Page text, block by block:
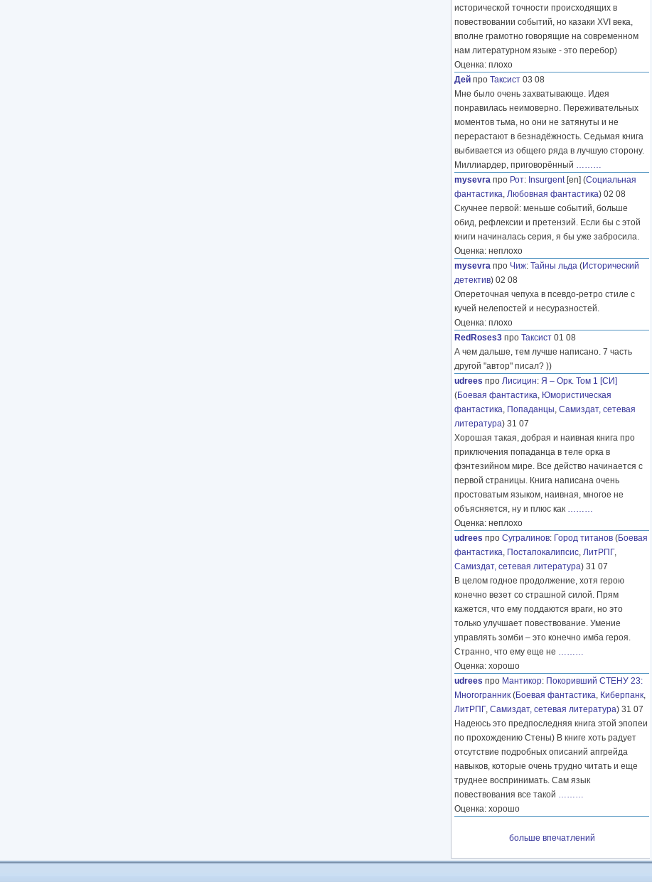
исторической точности происходящих в
повествовании событий, но казаки XVI века,
вполне грамотно говорящие на современном
нам литературном языке - это перебор)
Оценка: плохо
Дей про Таксист 03 08
Мне было очень захватывающе. Идея
понравилась неимоверно. Переживательных
моментов тьма, но они не затянуты и не
перерастают в безнадёжность. Седьмая книга
выбивается из общего ряда в лучшую сторону.
Миллиардер, приговорённый ………
mysevra про Рот: Insurgent[en] (Социальная
фантастика, Любовная фантастика) 02 08
Скучнее первой: меньше событий, больше
обид, рефлексии и претензий. Если бы с этой
книги начиналась серия, я бы уже забросила.
Оценка: неплохо
mysevra про Чиж: Тайны льда (Исторический
детектив) 02 08
Опереточная чепуха в псевдо-ретро стиле с
кучей нелепостей и несуразностей.
Оценка: плохо
RedRoses3 про Таксист 01 08
А чем дальше, тем лучше написано. 7 часть
другой "автор" писал? ))
udrees про Лисицин: Я – Орк. Том 1 [СИ]
(Боевая фантастика, Юмористическая
фантастика, Попаданцы, Самиздат, сетевая
литература) 31 07
Хорошая такая, добрая и наивная книга про
приключения попаданца в теле орка в
фэнтезийном мире. Все действо начинается с
первой страницы. Книга написана очень
простоватым языком, наивная, многое не
объясняется, ну и плюс как ………
Оценка: неплохо
udrees про Сугралинов: Город титанов (Боевая
фантастика, Постапокалипсис, ЛитРПГ,
Самиздат, сетевая литература) 31 07
В целом годное продолжение, хотя герою
конечно везет со страшной силой. Прям
кажется, что ему поддаются враги, но это
только улучшает повествование. Умение
управлять зомби – это конечно имба героя.
Странно, что ему еще не ………
Оценка: хорошо
udrees про Мантикор: Покоривший СТЕНУ 23:
Многогранник (Боевая фантастика, Киберпанк,
ЛитРПГ, Самиздат, сетевая литература) 31 07
Надеюсь это предпоследняя книга этой эпопеи
по прохождению Стены) В книге хоть радует
отсутствие подробных описаний апгрейда
навыков, которые очень трудно читать и еще
труднее воспринимать. Сам язык
повествования все такой ………
Оценка: хорошо
больше впечатлений